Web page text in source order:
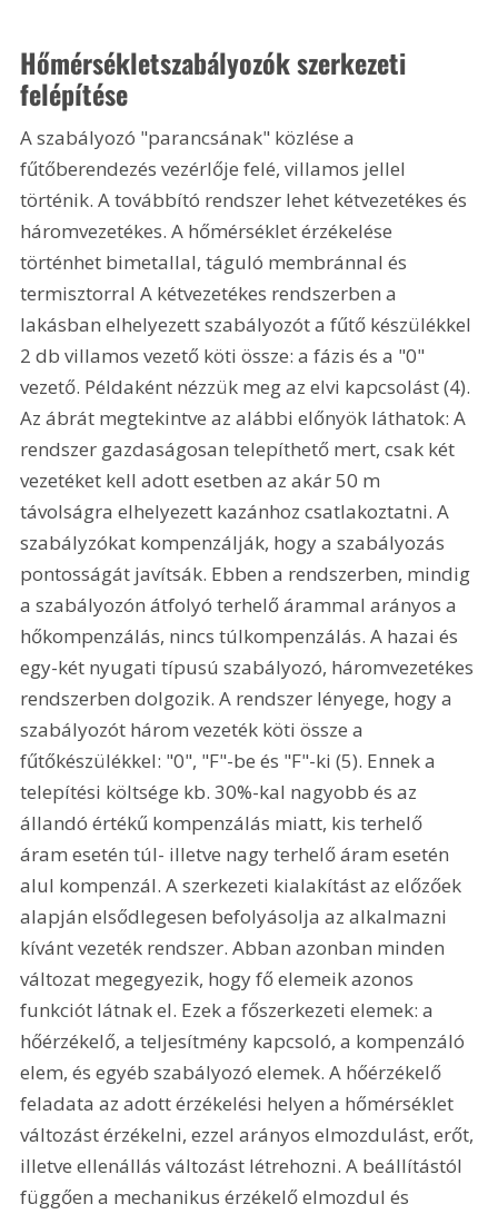
Hőmérsékletszabályozók szerkezeti
felépítése
A szabályozó "parancsának" közlése a
fűtőberendezés vezérlője felé, villamos jellel
történik. A továbbító rendszer lehet kétvezetékes és
háromvezetékes. A hőmérséklet érzékelése
történhet bimetallal, táguló membránnal és
termisztorral A kétvezetékes rendszerben a
lakásban elhelyezett szabályozót a fűtő készülékkel
2 db villamos vezető köti össze: a fázis és a "0"
vezető. Példaként nézzük meg az elvi kapcsolást (4).
Az ábrát megtekintve az alábbi előnyök láthatok: A
rendszer gazdaságosan telepíthető mert, csak két
vezetéket kell adott esetben az akár 50 m
távolságra elhelyezett kazánhoz csatlakoztatni. A
szabályzókat kompenzálják, hogy a szabályozás
pontosságát javítsák. Ebben a rendszerben, mindig
a szabályozón átfolyó terhelő árammal arányos a
hőkompenzálás, nincs túlkompenzálás. A hazai és
egy-két nyugati típusú szabályozó, háromvezetékes
rendszerben dolgozik. A rendszer lényege, hogy a
szabályozót három vezeték köti össze a
fűtőkészülékkel: "0", "F"-be és "F"-ki (5). Ennek a
telepítési költsége kb. 30%-kal nagyobb és az
állandó értékű kompenzálás miatt, kis terhelő
áram esetén túl- illetve nagy terhelő áram esetén
alul kompenzál. A szerkezeti kialakítást az előzőek
alapján elsődlegesen befolyásolja az alkalmazni
kívánt vezeték rendszer. Abban azonban minden
változat megegyezik, hogy fő elemeik azonos
funkciót látnak el. Ezek a főszerkezeti elemek: a
hőérzékelő, a teljesítmény kapcsoló, a kompenzáló
elem, és egyéb szabályozó elemek. A hőérzékelő
feladata az adott érzékelési helyen a hőmérséklet
változást érzékelni, ezzel arányos elmozdulást, erőt,
illetve ellenállás változást létrehozni. A beállítástól
függően a mechanikus érzékelő elmozdul és